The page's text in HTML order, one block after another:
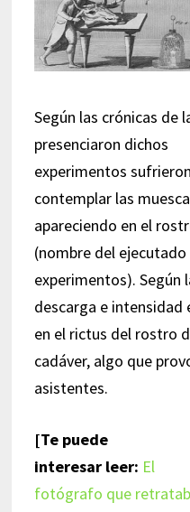
Según las crónicas de
presenciaron dichos
experimentos
contemplar las
apareciendo en el
(nombre del
experimentos). Según
descarga e intensidad
en el rictus del rostro
cadáver, algo que
asistentes.
[Te puede
interesar leer: El
fotógrafo que